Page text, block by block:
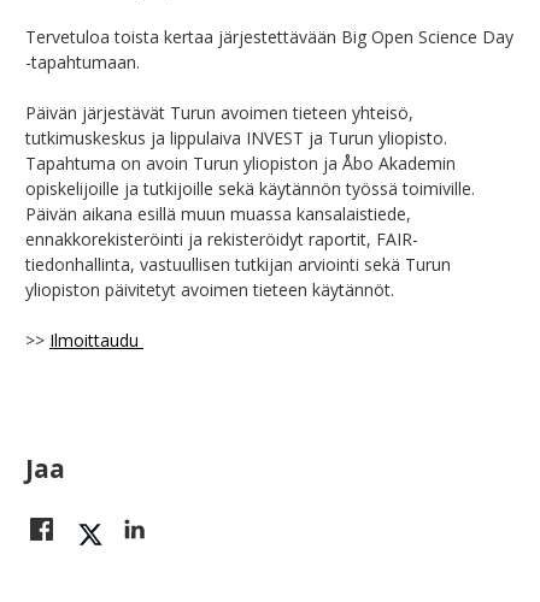
Tervetuloa toista kertaa järjestettävään Big Open Science Day
-tapahtumaan.
Päivän järjestävät Turun avoimen tieteen yhteisö,
tutkimuskeskus ja lippulaiva INVEST ja Turun yliopisto.
Tapahtuma on avoin Turun yliopiston ja Åbo Akademin
opiskelijoille ja tutkijoille sekä käytännön työssä toimiville.
Päivän aikana esillä muun muassa kansalaistiede,
ennakkorekisteröinti ja rekisteröidyt raportit, FAIR-
tiedonhallinta, vastuullisen tutkijan arviointi sekä Turun
yliopiston päivitetyt avoimen tieteen käytännöt.
>> Ilmoittaudu
Jaa